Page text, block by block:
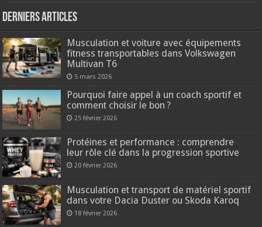
Derniers articles
Musculation et voiture avec équipements
fitness transportables dans Volkswagen
Multivan T6
5 mars 2026
Pourquoi faire appel à un coach sportif et
comment choisir le bon ?
25 février 2026
Protéines et performance : comprendre
leur rôle clé dans la progression sportive
20 février 2026
Musculation et transport de matériel sportif
dans votre Dacia Duster ou Skoda Karoq
18 février 2026